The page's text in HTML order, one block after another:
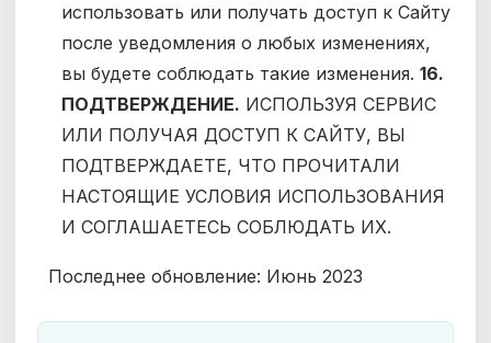
использовать или получать доступ к Сайту
после уведомления о любых изменениях,
вы будете соблюдать такие изменения. 16.
ПОДТВЕРЖДЕНИЕ. ИСПОЛЬЗУЯ СЕРВИС
ИЛИ ПОЛУЧАЯ ДОСТУП К САЙТУ, ВЫ
ПОДТВЕРЖДАЕТЕ, ЧТО ПРОЧИТАЛИ
НАСТОЯЩИЕ УСЛОВИЯ ИСПОЛЬЗОВАНИЯ
И СОГЛАШАЕТЕСЬ СОБЛЮДАТЬ ИХ.
Последнее обновление: Июнь 2023